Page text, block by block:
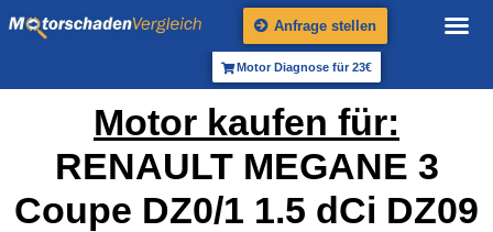
Anfrage stellen
Motor Diagnose für 23€
Motor kaufen für:
RENAULT MEGANE 3
Coupe DZ0/1 1.5 dCi DZ09